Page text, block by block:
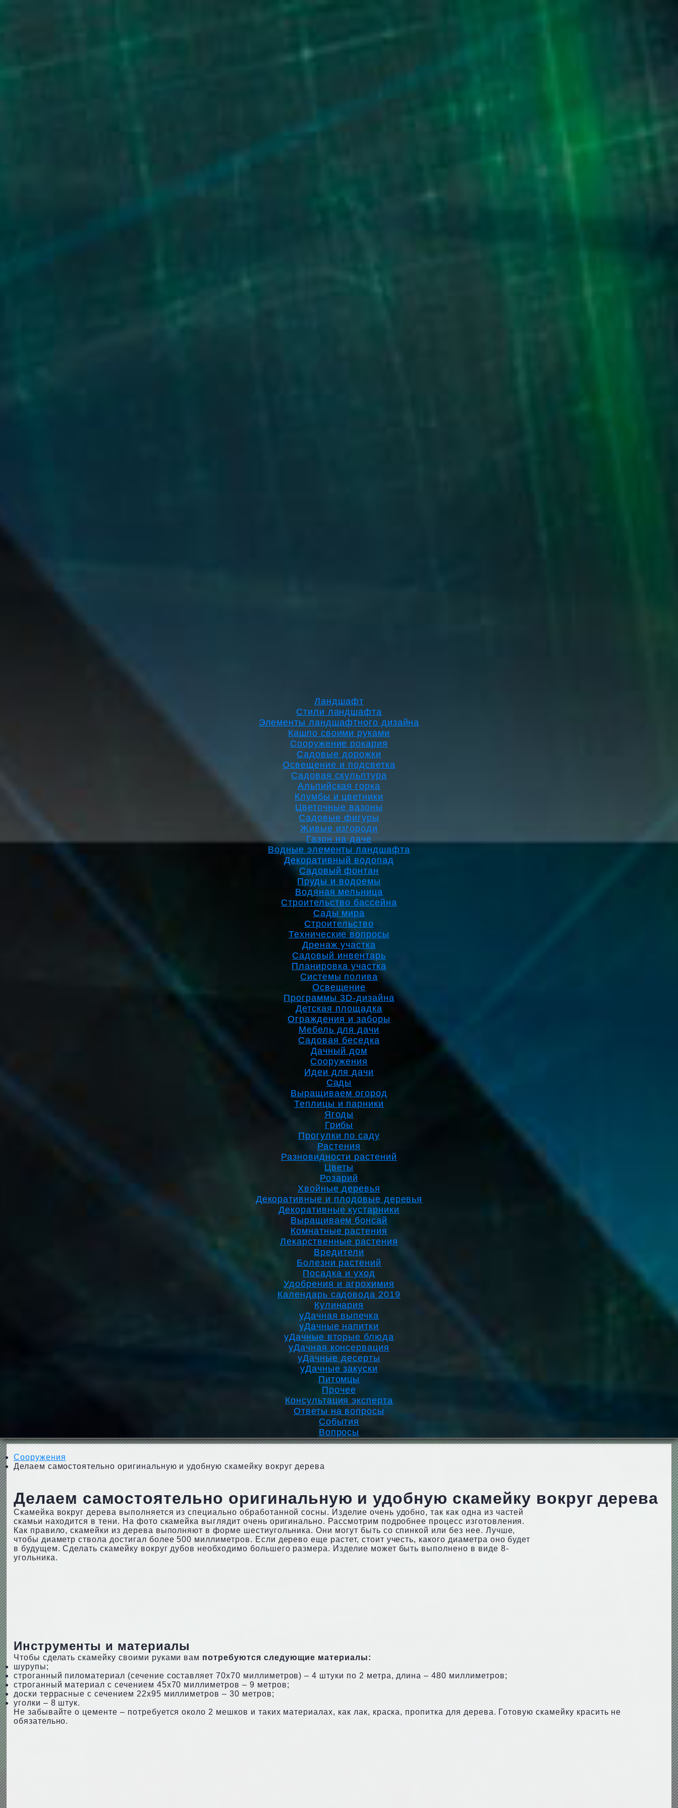
Ландшафт
Стили ландшафта
Элементы ландшафтного дизайна
Кашпо своими руками
Сооружение рокария
Садовые дорожки
Освещение и подсветка
Садовая скульптура
Альпийская горка
Клумбы и цветники
Цветочные вазоны
Садовые фигуры
Живые изгороди
Газон на даче
Водные элементы ландшафта
Декоративный водопад
Садовый фонтан
Пруды и водоемы
Водяная мельница
Строительство бассейна
Сады мира
Строительство
Технические вопросы
Дренаж участка
Садовый инвентарь
Планировка участка
Системы полива
Освещение
Программы 3D-дизайна
Детская площадка
Ограждения и заборы
Мебель для дачи
Садовая беседка
Дачный дом
Сооружения
Идеи для дачи
Сады
Выращиваем огород
Теплицы и парники
Ягоды
Грибы
Прогулки по саду
Растения
Разновидности растений
Цветы
Розарий
Хвойные деревья
Декоративные и плодовые деревья
Декоративные кустарники
Выращиваем бонсай
Комнатные растения
Лекарственные растения
Вредители
Болезни растений
Посадка и уход
Удобрения и агрохимия
Календарь садовода 2019
Кулинария
уДачная выпечка
уДачные напитки
уДачные вторые блюда
уДачная консервация
уДачные десерты
уДачные закуски
Питомцы
Прочее
Консультация эксперта
Ответы на вопросы
События
Вопросы
Сооружения
Делаем самостоятельно оригинальную и удобную скамейку вокруг дерева
Делаем самостоятельно оригинальную и удобную скамейку вокруг дерева
Скамейка вокруг дерева выполняется из специально обработанной сосны. Изделие очень удобно, так как одна из частей
скамьи находится в тени. На фото скамейка выглядит очень оригинально. Рассмотрим подробнее процесс изготовления.
Как правило, скамейки из дерева выполняют в форме шестиугольника. Они могут быть со спинкой или без нее. Лучше,
чтобы диаметр ствола достигал более 500 миллиметров. Если дерево еще растет, стоит учесть, какого диаметра оно будет
в будущем. Сделать скамейку вокруг дубов необходимо большего размера. Изделие может быть выполнено в виде 8-
угольника.
Инструменты и материалы
Чтобы сделать скамейку своими руками вам потребуются следующие материалы:
шурупы;
строганный пиломатериал (сечение составляет 70х70 миллиметров) – 4 штуки по 2 метра, длина – 480 миллиметров;
строганный материал с сечением 45х70 миллиметров – 9 метров;
доски террасные с сечением 22х95 миллиметров – 30 метров;
уголки – 8 штук.
Не забывайте о цементе – потребуется около 2 мешков и таких материалах, как лак, краска, пропитка для дерева. Готовую скамейку красить не
обязательно.